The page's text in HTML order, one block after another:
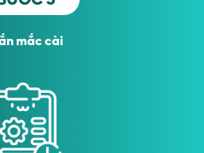
mắc cài